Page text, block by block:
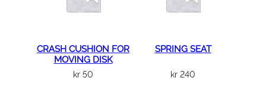
CRASH CUSHION FOR
MOVING DISK
kr 50
SPRING SEAT
kr 240